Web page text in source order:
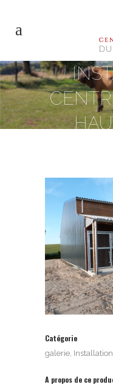
Catégorie
galerie, Installation
A propos de ce